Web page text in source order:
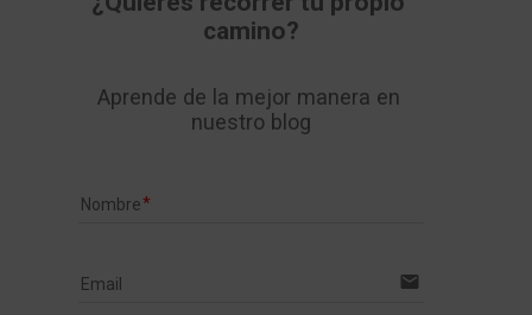
camino?
Aprende de la mejor manera en
nuestro blog
Nombre
Email email